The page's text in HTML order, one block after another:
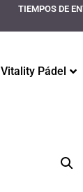
TIEMPOS DE
Vitality Pádel